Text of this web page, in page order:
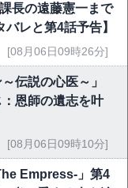
長の遠藤憲一まで
レと第4話予告】
[08月06日09時26分]
伝説の心医～」
恩師の遺志を叶
[08月06日09時10分]
Empress-」第4